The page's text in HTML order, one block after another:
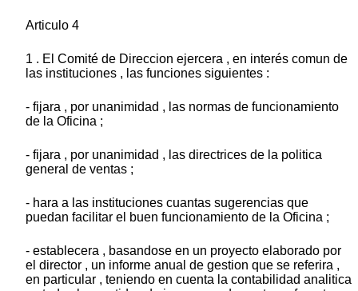
Articulo 4
1 . El Comité de Direccion ejercera , en interés comun de
las instituciones , las funciones siguientes :
- fijara , por unanimidad , las normas de funcionamiento
de la Oficina ;
- fijara , por unanimidad , las directrices de la politica
general de ventas ;
- hara a las instituciones cuantas sugerencias que
puedan facilitar el buen funcionamiento de la Oficina ;
- establecera , basandose en un proyecto elaborado por
el director , un informe anual de gestion que se referira ,
en particular , teniendo en cuenta la contabilidad analitica